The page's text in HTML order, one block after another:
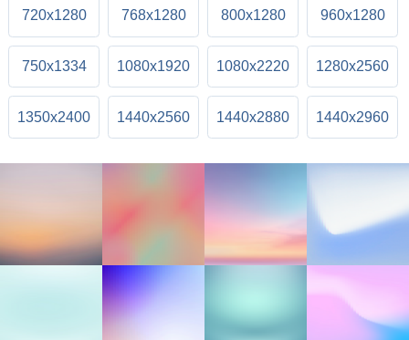
720x1280 768x1280 800x1280 960x1280
750x1334 1080x1920 1080x2220 1280x2560
1350x2400 1440x2560 1440x2880 1440x2960